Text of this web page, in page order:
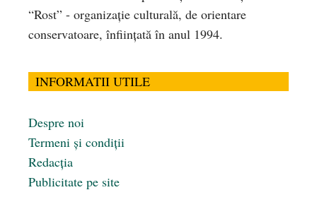
“Rost” - organizaţie culturală, de orientare
conservatoare, înfiinţată în anul 1994.
INFORMATII UTILE
Despre noi
Termeni și condiții
Redacția
Publicitate pe site